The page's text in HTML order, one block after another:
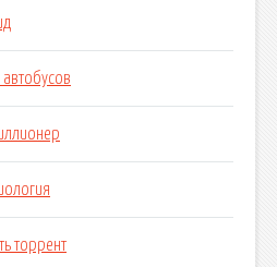
автобусов
торрент